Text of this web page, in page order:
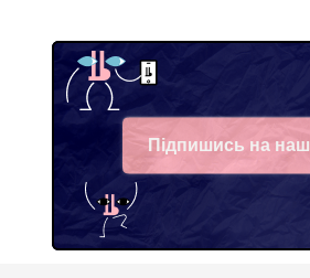
Підпишись на наш
Telegram